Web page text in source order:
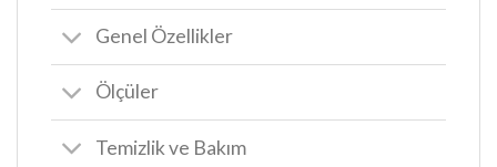
Genel Özellikler
Ölçüler
Temizlik ve Bakım